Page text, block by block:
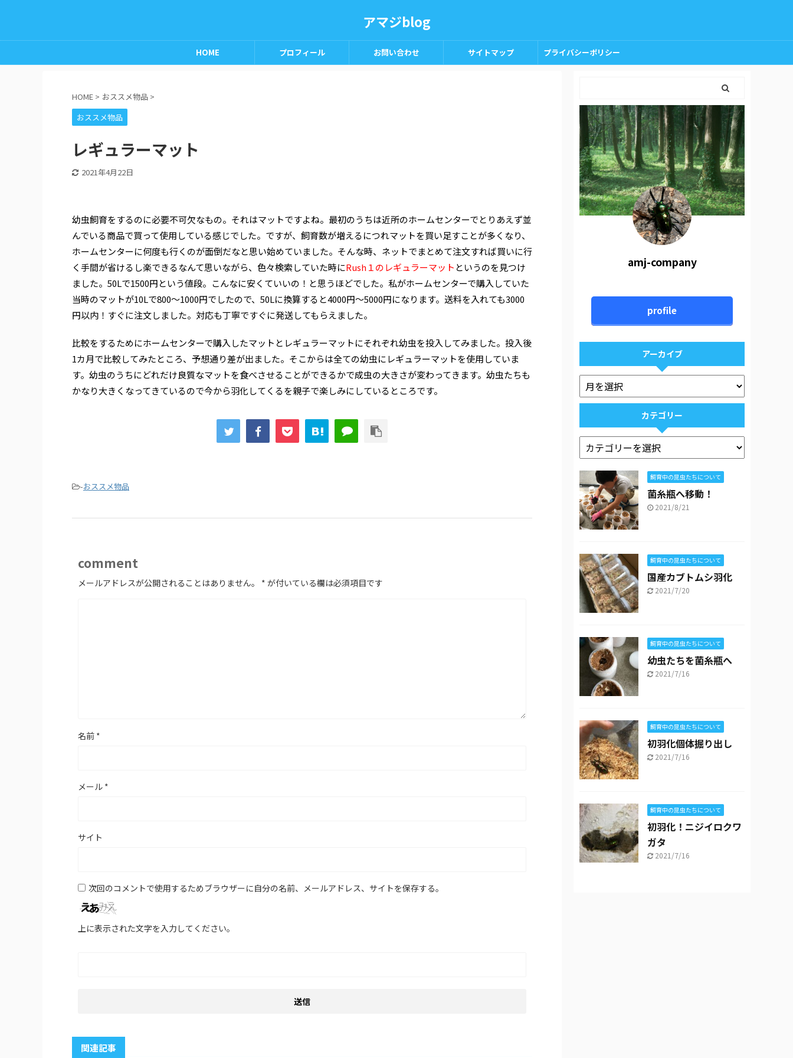
アマジblog
HOME プロフィール お問い合わせ サイトマップ プライバシーポリシー
HOME > おススメ物品 >
おススメ物品
レギュラーマット
2021年4月22日
幼虫飼育をするのに必要不可欠なもの。それはマットですよね。最初のうちは近所のホームセンターでとりあえず並
んでいる商品で買って使用している感じでした。ですが、飼育数が増えるにつれマットを買い足すことが多くなり、
ホームセンターに何度も行くのが面倒だなと思い始めていました。そんな時、ネットでまとめて注文すれば買いに行
く手間が省けるし楽できるなんて思いながら、色々検索していた時にRush１のレギュラーマット というのを見つけ
ました。50Lで1500円という値段。こんなに安くていいの！と思うほどでした。私がホームセンターで購入していた
当時のマットが10Lで800～1000円でしたので、50Lに換算すると4000円～5000円になります。送料を入れても3000
円以内！すぐに注文しました。対応も丁寧ですぐに発送してもらえました。
比較をするためにホームセンターで購入したマットとレギュラーマットにそれぞれ幼虫を投入してみました。投入後
1カ月で比較してみたところ、予想通り差が出ました。そこからは全ての幼虫にレギュラーマットを使用していま
す。幼虫のうちにどれだけ良質なマットを食べさせることができるかで成虫の大きさが変わってきます。幼虫たちも
かなり大きくなってきているので今から羽化してくるを親子で楽しみにしているところです。
-おススメ物品
comment
メールアドレスが公開されることはありません。 * が付いている欄は必須項目です
名前 *
メール *
サイト
次回のコメントで使用するためブラウザーに自分の名前、メールアドレス、サイトを保存する。
上に表示された文字を入力してください。
関連記事
amj-company
profile
アーカイブ
カテゴリー
飼育中の昆虫たちについて
菌糸瓶へ移動！
2021/8/21
飼育中の昆虫たちについて
国産カブトムシ羽化
2021/7/20
飼育中の昆虫たちについて
幼虫たちを菌糸瓶へ
2021/7/16
飼育中の昆虫たちについて
初羽化個体掘り出し
2021/7/16
飼育中の昆虫たちについて
初羽化！ニジイロクワ
ガタ
2021/7/16